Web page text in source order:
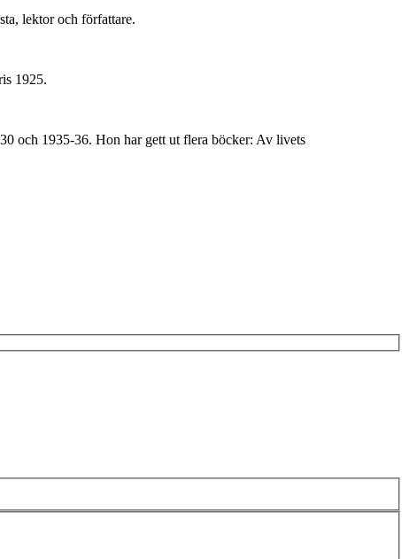
lektor och författare.
1925.
och 1935-36. Hon har gett ut flera böcker: Av livets